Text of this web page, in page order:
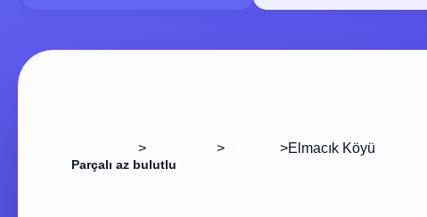
> > >Elmacık Köyü
Parçalı az bulutlu